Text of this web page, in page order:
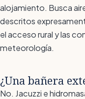
alojamiento. Busca
descritos
el acceso rural y las
meteorología.
¿Una bañera
No. Jacuzzi e